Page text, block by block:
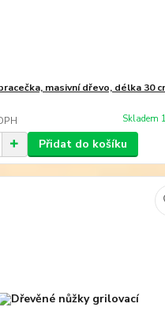
masivní dřevo, délka 30
Skladem
Přidat do košíku